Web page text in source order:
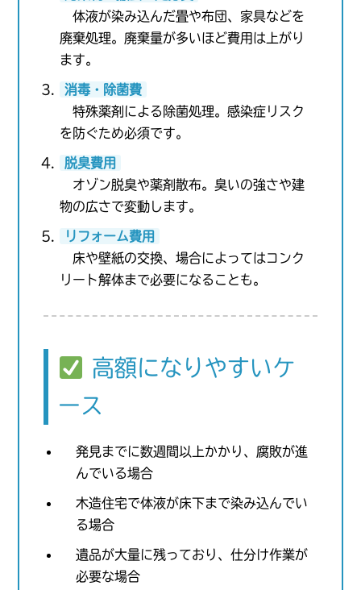
体液が染み込んだ畳や布団、家具などを
廃棄処理。廃棄量が多いほど費用は上がり
ます。
消毒・除菌費
特殊薬剤による除菌処理。感染症リスク
を防ぐため必須です。
脱臭費用
オゾン脱臭や薬剤散布。臭いの強さや建
物の広さで変動します。
リフォーム費用
床や壁紙の交換、場合によってはコンク
リート解体まで必要になることも。
高額になりやすいケ
ース
発見までに数週間以上かかり、腐敗が進
んでいる場合
木造住宅で体液が床下まで染み込んでい
る場合
遺品が大量に残っており、仕分け作業が
必要な場合